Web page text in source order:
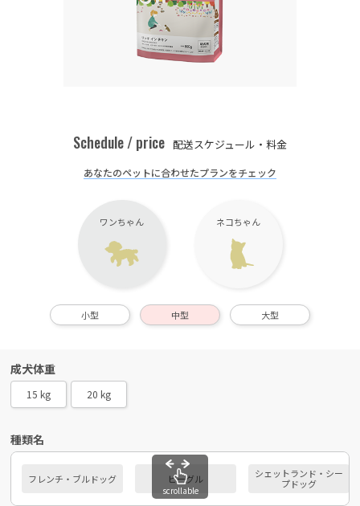
Schedule / price 配送スケジュール・料金
あなたのペットに合わせたプランをチェック
ワンちゃん ネコちゃん
小型 中型 大型
成犬体重
15 kg 20 kg
種類名
フレンチ・ブルドッグ ビーグル
シェットランド・シー
プドッグ
scrollable